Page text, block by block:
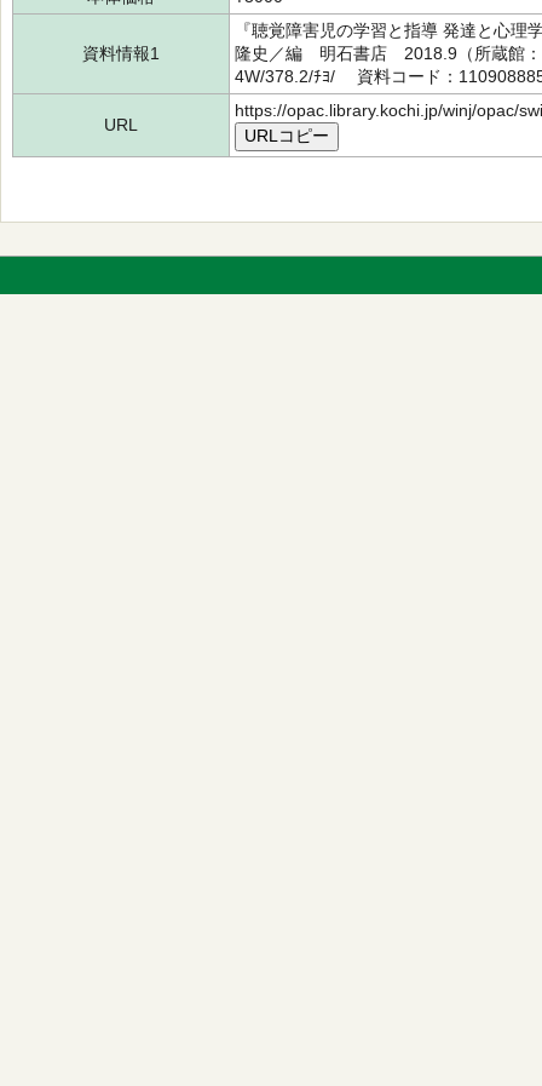
資料情報1
『聴覚障害児の学習と指導 発達と心
隆史／編 明石書店 2018.9（所蔵館
4W/378.2/ﾁﾖ/ 資料コード：
URL
https://opac.library.kochi.jp/winj/opac/
URLコピー